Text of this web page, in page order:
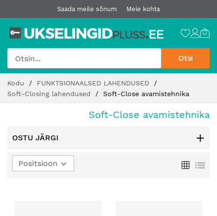
Saada meile sõnum Meie kohta
Otsi
sisu
juurde
Kodu
FUNKTSIONAALSED LAHENDUSED
Soft-Closing lahendused
Soft-Close avamistehnika
Soft-Close avamistehnika
OSTU JÄRGI